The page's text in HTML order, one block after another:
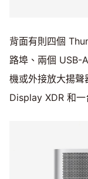
背面有則四個
路埠、兩個 USB-
機或外接放大揚
Display XDR 和